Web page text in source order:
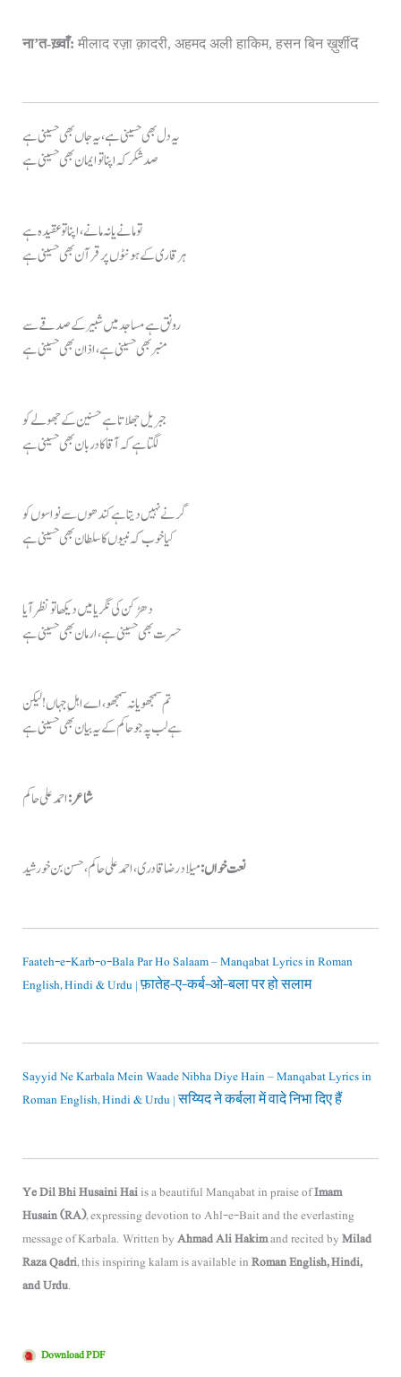
ना’त-ख़्वाँ: मीलाद रज़ा क़ादरी, अहमद अली हाकिम, हसन बिन ख़ुर्शीद
یہ دل بھی حسینی ہے، یہ جاں بھی حسینی ہے
صد شکر کہ اپنا تو ایمان بھی حسینی ہے
تو مانے یا نہ مانے، اپنا تو عقیدہ ہے
ہر قاری کے ہونٹوں پر قرآن بھی حسینی ہے
رونق ہے مساجد میں شبیر کے صدقے سے
منبر بھی حسینی ہے، اذان بھی حسینی ہے
جبریل جھلاتا ہے حسنین کے جھولے کو
لگتا ہے کہ آقا کا دربان بھی حسینی ہے
گرنے نہیں دیتا ہے کندھوں سے نواسوں کو
کیا خوب کہ نبیوں کا سلطان بھی حسینی ہے
دھڑکن کی نگریا میں دیکھا تو نظر آیا
حسرت بھی حسینی ہے، ارمان بھی حسینی ہے
تم سمجھو یا نہ سمجھو، اے اہلِ جہاں! لیکن
ہے لب پہ جو حاکم کے یہ بیان بھی حسینی ہے
شاعر:احمد علی حاکم
نعت خواں:میلاد رضا قادری، احمد علی حاکم، حسن بن خورشید
Faateh-e-Karb-o-Bala Par Ho Salaam – Manqabat Lyrics in Roman
English, Hindi & Urdu | फ़ातेह-ए-कर्ब-ओ-बला पर हो सलाम
Sayyid Ne Karbala Mein Waade Nibha Diye Hain – Manqabat Lyrics in
Roman English, Hindi & Urdu | सय्यिद ने कर्बला में वादे निभा दिए हैं
Ye Dil Bhi Husaini Haiis a beautiful Manqabat in praise ofImam
Husain (RA), expressing devotion to Ahl-e-Bait and the everlasting
message of Karbala. Written byAhmad Ali Hakimand recited byMilad
Raza Qadri, this inspiring kalam is available inRoman English, Hindi,
and Urdu.
Download PDF